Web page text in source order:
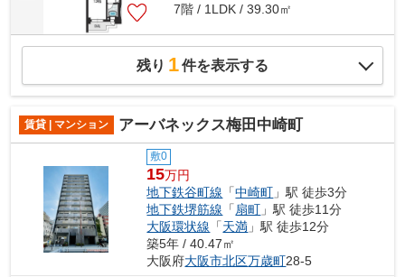
7階 / 1LDK / 39.30㎡
残り 1件を表示する
賃貸 | マンション アーバネックス梅田中崎町
敷0
15万円
地下鉄谷町線 「中崎町 」駅 徒歩3分
地下鉄堺筋線 「 扇町 」駅 徒歩11分
大阪環状線 「天満 」駅 徒歩12分
築5年 / 40.47㎡
大阪府大阪市北区万歳町28-5